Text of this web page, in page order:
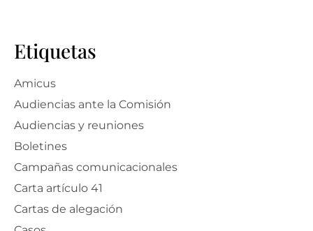
Etiquetas
Amicus
Audiencias ante la Comisión
Audiencias y reuniones
Boletines
Campañas comunicacionales
Carta artículo 41
Cartas de alegación